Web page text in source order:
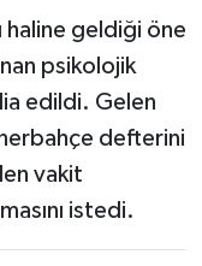
haline geldiği öne
psikolojik
edildi. Gelen
defterini
vakit
istedi.